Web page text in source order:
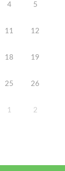
4 5
11 12
18 19
25 26
1 2